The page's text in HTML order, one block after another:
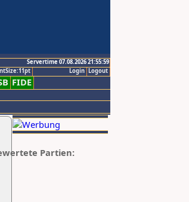
Servertime 07.08.2026 21:55:59
Logout
Login
FIDE
Partien: